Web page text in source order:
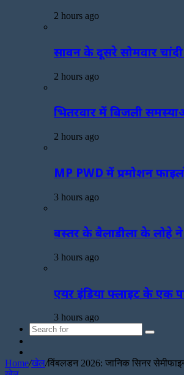
2 hours ago
सावन के दूसरे सोमवार
2 hours ago
भितरवार में बिजली
2 hours ago
MP PWD में प्रमोशन
3 hours ago
बस्तर के बैलाडीला के लोहे ने
3 hours ago
एयर इंडिया फ्लाइट के एक
3 hours ago
Search
Article
Home/खेल/विंबलडन 2026: जानिक सिनर